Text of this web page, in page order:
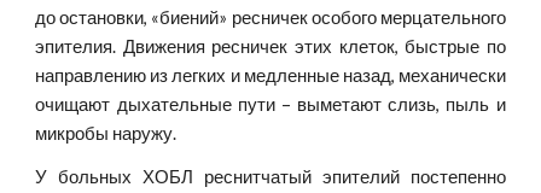
до остановки, «биений» ресничек особого мерцательного
эпителия. Движения ресничек этих клеток, быстрые по
направлению из легких и медленные назад, механически
очищают дыхательные пути – выметают слизь, пыль и
микробы наружу.
У больных ХОБЛ реснитчатый эпителий постепенно